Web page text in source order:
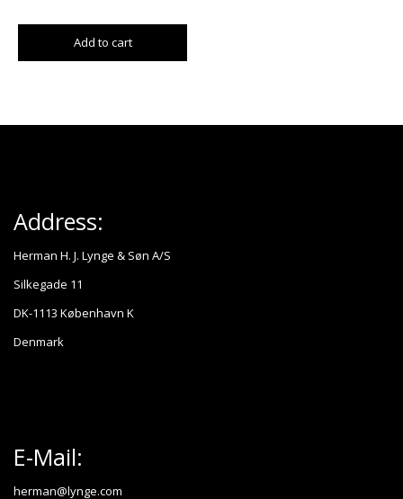
Add to cart
Address:
Herman H. J. Lynge & Søn A/S
Silkegade 11
DK-1113 København K
Denmark
E-Mail:
herman@lynge.com